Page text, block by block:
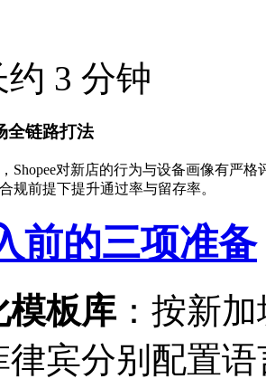
3 分钟
全链路打法
Shopee对新店的行为与设备画像有严格
规前提下提升通过率与留存率。
前的三项准备
模板库 ：按新
律宾分别配置